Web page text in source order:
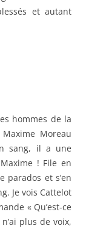
parados et s’en
Je vois Cattelot
loin, arrive près
eest là ? ». Il ne
aplati dans la
le capitaine
du colonel. De
est qu’on ait